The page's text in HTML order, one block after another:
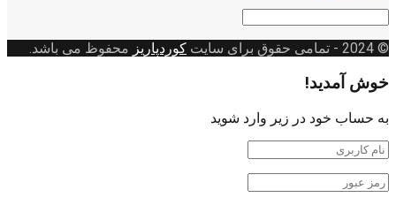
دسته
© 2024
- تمامی حقوق برای سایت کوردپاریز محفوظ می باشد.
خوش آمدید!
به حساب خود در زیر وارد شوید